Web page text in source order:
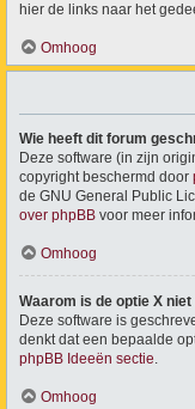
hier de links naar het
Omhoog
Wie heeft dit forum
Deze software (in zijn
copyright beschermd door
de GNU General Public
over phpBB voor meer
Omhoog
Waarom is de optie X
Deze software is
denkt dat een bepaalde
phpBB Ideeën sectie.
Omhoog